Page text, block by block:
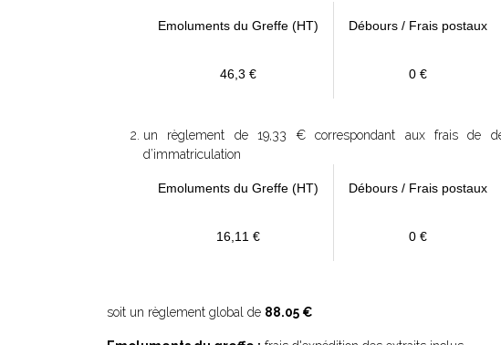
Emoluments du Greffe (HT) Débours / Frais postaux
46,3 € 0 €
un règlement de 19,33 € correspondant aux frais de
d’immatriculation
Emoluments du Greffe (HT) Débours / Frais postaux
16,11 € 0 €
soit un règlement global de 88.05 €